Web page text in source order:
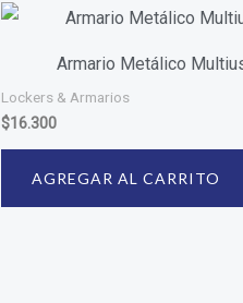
Armario Metálico
Lockers & Armarios
$16.300
AGREGAR AL CARRITO